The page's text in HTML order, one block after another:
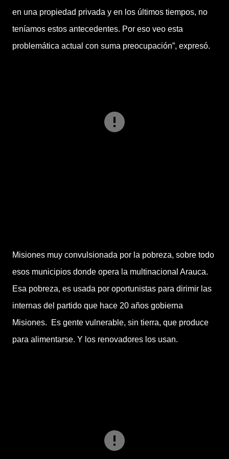
en una propiedad privada y en los últimos tiempos, no
teníamos estos antecedentes. Por eso veo esta
problemática actual con suma preocupación”, expresó.
Misiones muy convulsionada por la pobreza, sobre todo
esos municipios donde opera la multinacional Arauca.
Esa pobreza, es usada por oportunistas para dirimir las
internas del partido que hace 20 años gobierna
Misiones. Es gente vulnerable, sin tierra, que produce
para alimentarse. Y los renovadores los usan.